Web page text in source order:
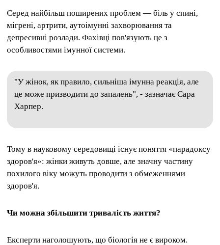
Серед найбільш поширених проблем — біль у спині,
мігрені, артрити, аутоімунні захворювання та
депресивні розлади. Фахівці пов'язують це з
особливостями імунної системи.
"У жінок, як правило, сильніша імунна реакція, але
це може призводити до запалень", - зазначає Сара
Харпер.
Тому в науковому середовищі існує поняття «парадоксу
здоров'я»: жінки живуть довше, але значну частину
похилого віку можуть проводити з обмеженнями
здоров'я.
Чи можна збільшити тривалість життя?
Експерти наголошують, що біологія не є вироком.